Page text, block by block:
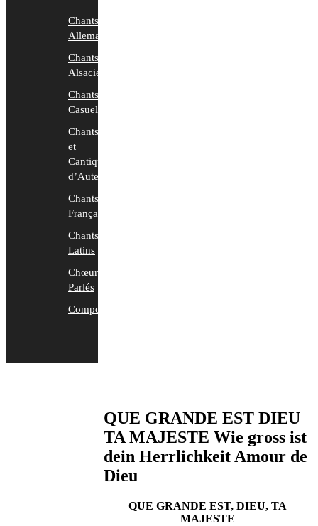
QUE GRANDE EST DIEU
TA MAJESTE Wie gross ist
dein Herrlichkeit Amour de
Dieu
QUE GRANDE EST, DIEU, TA
MAJESTE
Chants
Allemands
Chants
Alsaciens
Chants
Casuels
Chants
et
Cantiques
d’Auteurs
Chants
Français
Chants
Latins
Chœurs
Parlés
Compositions